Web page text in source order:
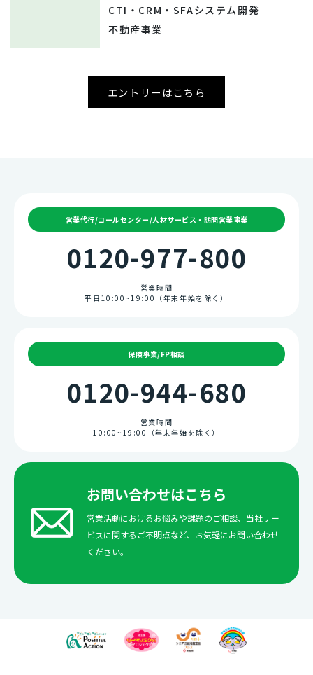
CTI・CRM・SFAシステム開発
不動産事業
エントリーはこちら
営業代行/コールセンター/人材サービス・訪問営業事業
0120-977-800
営業時間
平日10:00~19:00（年末年始を除く）
保険事業/FP相談
0120-944-680
営業時間
10:00~19:00（年末年始を除く）
お問い合わせはこちら
営業活動におけるお悩みや課題のご相談、当社サー
ビスに関するご不明点など、お気軽にお問い合わせ
ください。